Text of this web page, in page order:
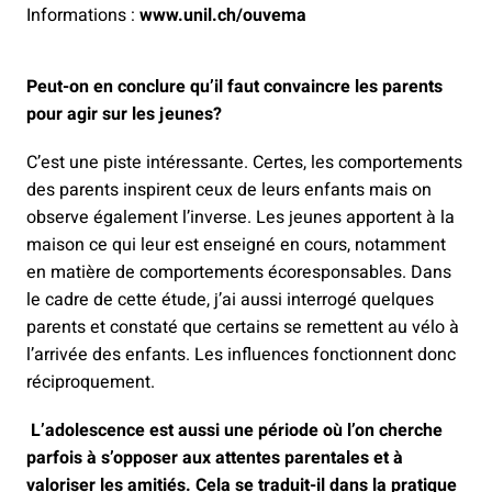
Informations : www.unil.ch/ouvema
Peut-on en conclure qu’il faut convaincre les parents
pour agir sur les jeunes?
C’est une piste intéressante. Certes, les comportements
des parents inspirent ceux de leurs enfants mais on
observe également l’inverse. Les jeunes apportent à la
maison ce qui leur est enseigné en cours, notamment
en matière de comportements écoresponsables. Dans
le cadre de cette étude, j’ai aussi interrogé quelques
parents et constaté que certains se remettent au vélo à
l’arrivée des enfants. Les influences fonctionnent donc
réciproquement.
L’adolescence est aussi une période où l’on cherche
parfois à s’opposer aux attentes parentales et à
valoriser les amitiés. Cela se traduit-il dans la pratique